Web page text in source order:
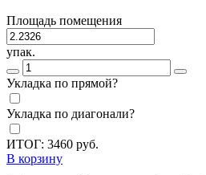
Площадь помещения
упак.
Укладка по прямой?
Укладка по диагонали?
ИТОГ: 3460 руб.
В корзину